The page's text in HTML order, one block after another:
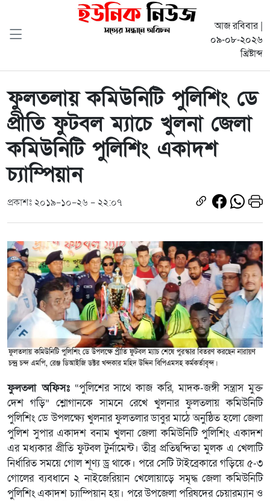
আজ রবিবার |
০৯-০৮-২০২৬
খ্রিষ্টাব্দ
ফুলতলায় কমিউনিটি পুলিশিং ডে
প্রীতি ফুটবল ম্যাচে খুলনা জেলা
কমিউনিটি পুলিশিং একাদশ
চ্যাম্পিয়ান
প্রকাশঃ ২০১৯-১০-২৬ - ২২:০৭
ফুলতলা অফিসঃ“পুলিশের সাথে কাজ করি, মাদক-জঙ্গী সন্ত্রাস মুক্ত
দেশ গড়ি” শ্লোগানকে সামনে রেখে খুলনার ফুলতলায় কমিউনিটি
পুলিশিং ডে উপলক্ষ্যে খুলনার ফুলতলার ডাবুর মাঠে অনুষ্ঠিত হলো জেলা
পুলিশ সুপার একাদশ বনাম খুলনা জেলা কমিউনিটি পুলিশিং একাদশ
এর মধ্যকার প্রীতি ফুটবল টুর্নামেন্ট। তীব্র প্রতিদ্বন্দিতা মুলক এ খেলাটি
নির্ধারিত সময়ে গোল শূণ্য ড্র থাকে। পরে সেটি টাইব্রেকারে গড়িয়ে ৫-৩
গোলের ব্যবধানে ২ নাইজেরিয়ান খেলোয়াড়ে সমৃদ্ধ জেলা কমিউনিটি
পুলিশিং একাদশ চ্যাম্পিয়ান হয়। পরে উপজেলা পরিষদের চেয়ারম্যান ও